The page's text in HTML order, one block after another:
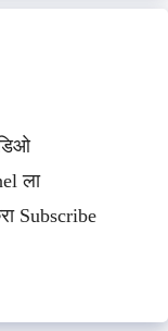
ला
Subscribe